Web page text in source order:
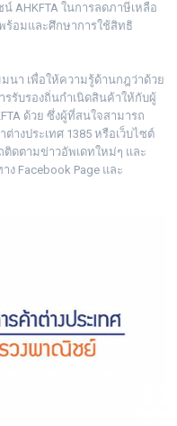
AHKFTA ในการลดภาษีเหลือ
ร้อมและศึกษาการใช้สิทธิ
นา เพื่อให้ความรู้ด้านกฎว่าด้วย
รรับรองถิ่นกำเนิดสินค้าให้กับผู้
ด้วย ซึ่งผู้ที่สนใจสามารถ
างประเทศ 1385 หรือเว็บไซต์
ติดตามข่าวอัพเดทใหม่ๆ และ
ง Facebook Page และ